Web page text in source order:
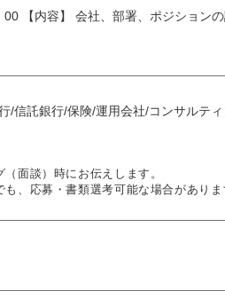
【内容】 会社、部署、ポジション
/信託銀行/保険/運用会社/コンサルテ
面談）時にお伝えします。
、応募・書類選考可能な場合がありま